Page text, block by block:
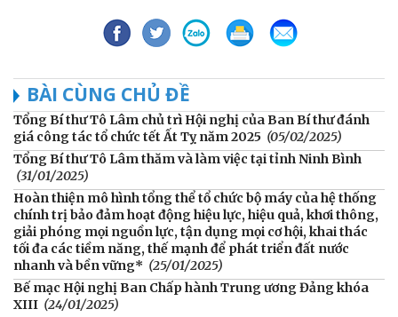
BÀI CÙNG CHỦ ĐỀ
Tổng Bí thư Tô Lâm chủ trì Hội nghị của Ban Bí thư đánh
giá công tác tổ chức tết Ất Tỵ năm 2025 (05/02/2025)
Tổng Bí thư Tô Lâm thăm và làm việc tại tỉnh Ninh Bình
(31/01/2025)
Hoàn thiện mô hình tổng thể tổ chức bộ máy của hệ thống
chính trị bảo đảm hoạt động hiệu lực, hiệu quả, khơi thông,
giải phóng mọi nguồn lực, tận dụng mọi cơ hội, khai thác
tối đa các tiềm năng, thế mạnh để phát triển đất nước
nhanh và bền vững* (25/01/2025)
Bế mạc Hội nghị Ban Chấp hành Trung ương Đảng khóa
XIII (24/01/2025)